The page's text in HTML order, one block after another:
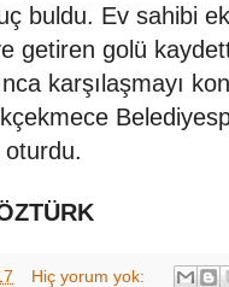
buldu. Ev sahibi
getiren golü
karşılaşmayı
Hiç yorum yok: